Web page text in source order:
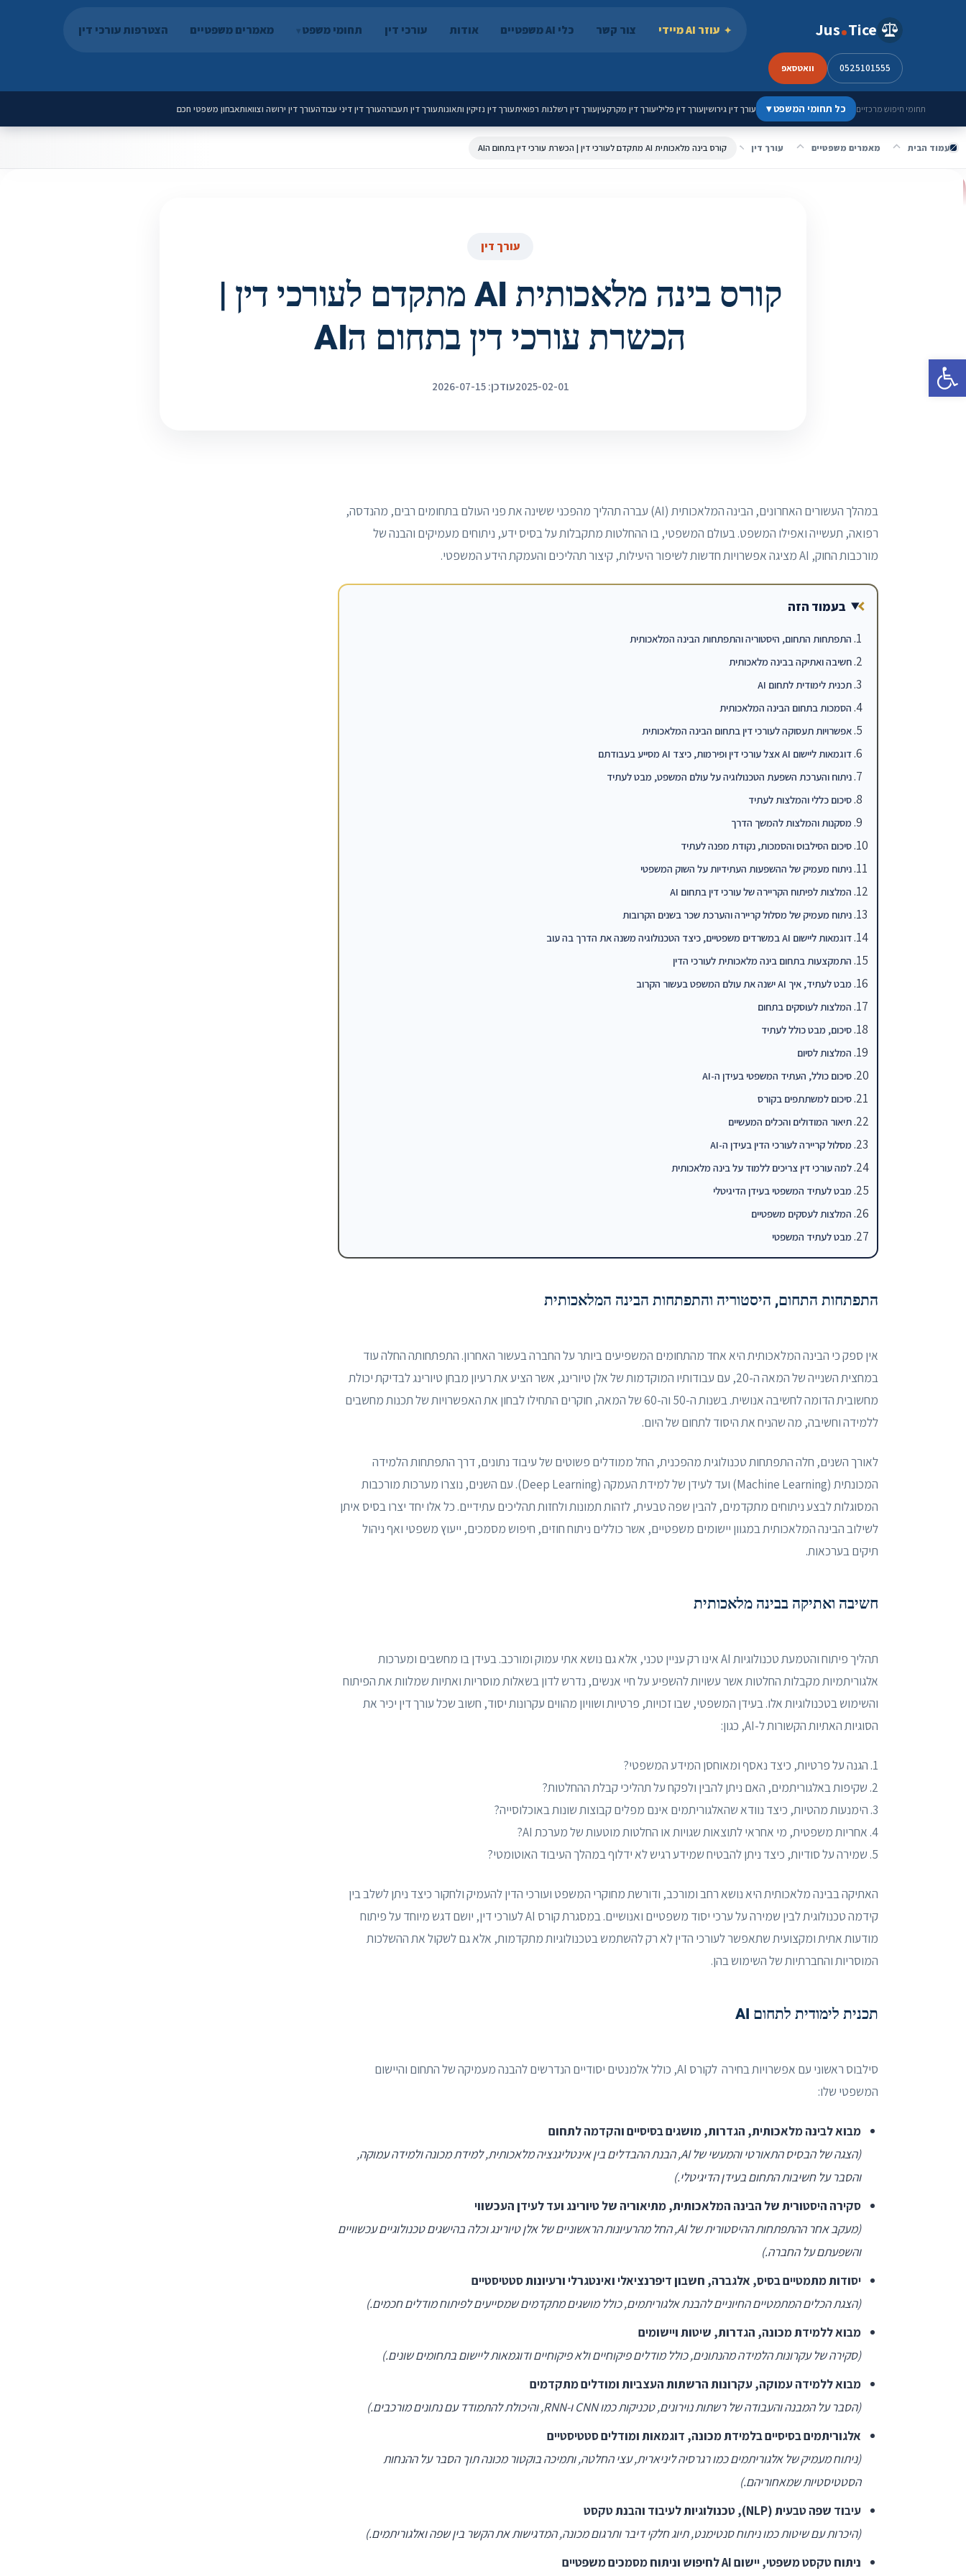
פתח סרגל נגישות
Jus Tice עוזר AI מיידי צור קשר כלי AI משפטיים אודות עורכי דין תחומי משפט מאמרים משפטיים הצטרפות עורכי דין
0525101555 וואטסאפ
תחומי חיפוש מרכזיים כל תחומי המשפט▾ עורך דין גירושיןעורך דין פליליעורך דין מקרקעיןעורך דין רשלנות רפואיתעורך דין נזיקין ותאונותעורך דין תעבורהעורך דין דיני עבודהעורך דין ירושה וצוואותאבחון משפטי חכם
עמוד הבית מאמרים משפטיים עורך דין קורס בינה מלאכותית AI מתקדם לעורכי דין | הכשרת עורכי דין בתחום הAI
עורך דין
קורס בינה מלאכותית AI מתקדם לעורכי דין |
הכשרת עורכי דין בתחום הAI
2025-02-01עודכן: 2026-07-15
במהלך העשורים האחרונים, הבינה המלאכותית (AI) עברה תהליך מהפכני ששינה את פני העולם בתחומים רבים, מהנדסה,
רפואה, תעשייה ואפילו המשפט. בעולם המשפטי, בו ההחלטות מתקבלות על בסיס ידע, ניתוחים מעמיקים והבנה של
מורכבות החוק, AI מציגה אפשרויות חדשות לשיפור היעילות, קיצור תהליכים והעמקת הידע המשפטי.
בעמוד הזה
התפתחות התחום, היסטוריה והתפתחות הבינה המלאכותית
חשיבה ואתיקה בבינה מלאכותית
תכנית לימודית לתחום AI
הסמכות בתחום הבינה המלאכותית
אפשרויות תעסוקה לעורכי דין בתחום הבינה המלאכותית
דוגמאות ליישום AI אצל עורכי דין ופירמות, כיצד AI מסייע בעבודתם
ניתוח והערכת השפעת הטכנולוגיה על עולם המשפט, מבט לעתיד
סיכום כללי והמלצות לעתיד
מסקנות והמלצות להמשך הדרך
סיכום הסילבוס והסמכות, נקודת מפנה לעתיד
ניתוח מעמיק של ההשפעות העתידיות על השוק המשפטי
המלצות לפיתוח הקריירה של עורכי דין בתחום AI
ניתוח מעמיק של מסלול קריירה והערכת שכר בשנים הקרובות
דוגמאות ליישום AI במשרדים משפטיים, כיצד הטכנולוגיה משנה את הדרך בה עוב
התמקצעות בתחום בינה מלאכותית לעורכי הדין
מבט לעתיד, איך AI ישנה את עולם המשפט בעשור הקרוב
המלצות לעוסקים בתחום
סיכום, מבט כולל לעתיד
המלצות לסיום
סיכום כולל, העתיד המשפטי בעידן ה-AI
סיכום למשתתפים בקורס
תיאור המודולים והכלים המעשיים
מסלול קריירה לעורכי הדין בעידן ה-AI
למה עורכי דין צריכים ללמוד על בינה מלאכותית
מבט לעתיד המשפטי בעידן הדיגיטלי
המלצות לעסקים משפטיים
מבט לעתיד המשפטי
התפתחות התחום, היסטוריה והתפתחות הבינה המלאכותית
אין ספק כי הבינה המלאכותית היא אחד מהתחומים המשפיעים ביותר על החברה בעשור האחרון. התפתחותה החלה עוד
במחצית השנייה של המאה ה-20, עם עבודותיו המוקדמות של אלן טיורינג, אשר הציע את רעיון מבחן טיורינג לבדיקת יכולת
מחשובית הדומה לחשיבה אנושית. בשנות ה-50 וה-60 של המאה, חוקרים התחילו לבחון את האפשרויות של תכנות מחשבים
ללמידה וחשיבה, מה שהניח את היסוד לתחום של היום.
לאורך השנים, חלה התפתחות טכנולוגית מהפכנית, החל ממודלים פשוטים של עיבוד נתונים, דרך התפתחות הלמידה
המכונתית (Machine Learning) ועד לעידן של למידת העמקה (Deep Learning). עם השנים, נוצרו מערכות מורכבות
המסוגלות לבצע ניתוחים מתקדמים, להבין שפה טבעית, לזהות תמונות ולחזות תהליכים עתידיים. כל אלו יחד יצרו בסיס איתן
לשילוב הבינה המלאכותית במגוון יישומים משפטיים, אשר כוללים ניתוח חוזים, חיפוש מסמכים, ייעוץ משפטי ואף ניהול
תיקים בערכאות.
חשיבה ואתיקה בבינה מלאכותית
תהליך פיתוח והטמעת טכנולוגיות AI אינו רק עניין טכני, אלא גם נושא אתי עמוק ומורכב. בעידן בו מחשבים ומערכות
אלגוריתמיות מקבלות החלטות אשר עשויות להשפיע על חיי אנשים, נדרש לדון בשאלות מוסריות ואתיות שמלוות את הפיתוח
והשימוש בטכנולוגיות אלו. בעידן המשפטי, שבו זכויות, פרטיות ושוויון מהווים עקרונות יסוד, חשוב שכל עורך דין יכיר את
הסוגיות האתיות הקשורות ל-AI, כגון:
1. הגנה על פרטיות, כיצד נאסף ומאוחסן המידע המשפטי?
2. שקיפות באלגוריתמים, האם ניתן להבין ולפקח על תהליכי קבלת ההחלטות?
3. הימנעות מהטיות, כיצד נוודא שהאלגוריתמים אינם מפלים קבוצות שונות באוכלוסייה?
4. אחריות משפטית, מי אחראי לתוצאות שגויות או החלטות מוטעות של מערכת AI?
5. שמירה על סודיות, כיצד ניתן להבטיח שמידע רגיש לא ידלוף במהלך העיבוד האוטומטי?
האתיקה בבינה מלאכותית היא נושא רחב ומורכב, ודורשת מחוקרי המשפט ועורכי הדין להעמיק ולחקור כיצד ניתן לשלב בין
קידמה טכנולוגית לבין שמירה על ערכי יסוד משפטיים ואנושיים. במסגרת קורס AI לעורכי דין, יושם דגש מיוחד על פיתוח
מודעות אתית ומקצועית שתאפשר לעורכי הדין לא רק להשתמש בטכנולוגיות מתקדמות, אלא גם לשקול את ההשלכות
המוסריות והחברתיות של השימוש בהן.
תכנית לימודית לתחום AI
סילבוס ראשוני עם אפשרויות בחירה לקורס AI, כולל אלמנטים יסודיים הנדרשים להבנה מעמיקה של התחום והיישום
המשפטי שלו:
מבוא לבינה מלאכותית, הגדרות, מושגים בסיסיים והקדמה לתחום
(הצגה של הבסיס התאורטי והמעשי של AI, הבנת ההבדלים בין אינטליגנציה מלאכותית, למידת מכונה ולמידה עמוקה,
והסבר על חשיבות התחום בעידן הדיגיטלי.)
סקירה היסטורית של הבינה המלאכותית, מתיאוריה של טיורינג ועד לעידן העכשווי
(מעקב אחר ההתפתחות ההיסטורית של AI, החל מהרעיונות הראשוניים של אלן טיורינג וכלה בהישגים טכנולוגיים עכשוויים
והשפעתם על החברה.)
יסודות מתמטיים בסיס, אלגברה, חשבון דיפרנציאלי ואינטגרלי ורעיונות סטטיסטיים
(הצגת הכלים המתמטיים החיוניים להבנת אלגוריתמים, כולל מושגים מתקדמים שמסייעים לפיתוח מודלים חכמים.)
מבוא ללמידת מכונה, הגדרות, שיטות ויישומים
(סקירה של עקרונות הלמידה מהנתונים, כולל מודלים פיקוחיים ולא פיקוחיים ודוגמאות ליישום בתחומים שונים.)
מבוא ללמידה עמוקה, עקרונות הרשתות העצביות ומודלים מתקדמים
(הסבר על המבנה והעבודה של רשתות נוירונים, טכניקות כמו CNN ו-RNN, והיכולת להתמודד עם נתונים מורכבים.)
אלגוריתמים בסיסיים בלמידת מכונה, דוגמאות ומודלים סטטיסטיים
(ניתוח מעמיק של אלגוריתמים כמו רגרסיה ליניארית, עצי החלטה, ותמיכה בוקטור מכונה תוך הסבר על ההנחות
הסטטיסטיות שמאחוריהם.)
עיבוד שפה טבעית (NLP), טכנולוגיות לעיבוד והבנת טקסט
(היכרות עם שיטות כמו ניתוח סנטימנט, תיוג חלקי דיבר ותרגום מכונה, המדגישות את הקשר בין שפה ואלגוריתמים.)
ניתוח טקסט משפטי, יישום AI לחיפוש וניתוח מסמכים משפטיים